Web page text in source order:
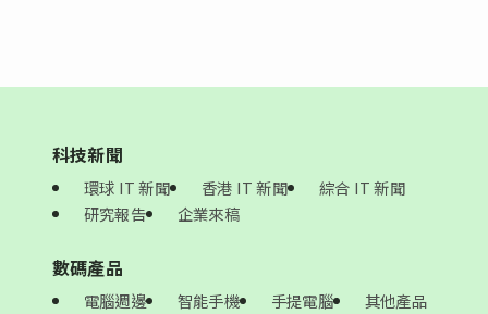
科技新聞
環球 IT 新聞 香港 IT 新聞
綜合 IT 新聞
研究報告
企業來稿
數碼產品
電腦週邊 智能手機 手提電腦 其他產品